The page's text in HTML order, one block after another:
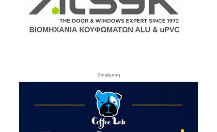
- Διαφήμιση -